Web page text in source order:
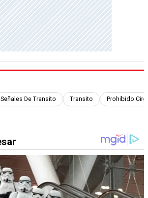
Señales De Transito Transito Prohibido